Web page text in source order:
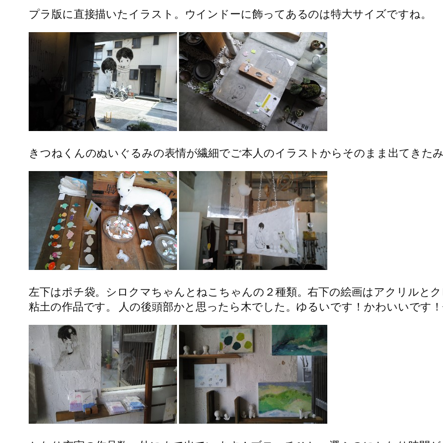
プラ版に直接描いたイラスト。ウインドーに飾ってあるのは特大サイズですね。
きつねくんのぬいぐるみの表情が繊細でご本人のイラストからそのまま出てきたみ
左下はポチ袋。シロクマちゃんとねこちゃんの２種類。右下の絵画はアクリルと
粘土の作品です。 人の後頭部かと思ったら木でした。ゆるいです！かわいいです